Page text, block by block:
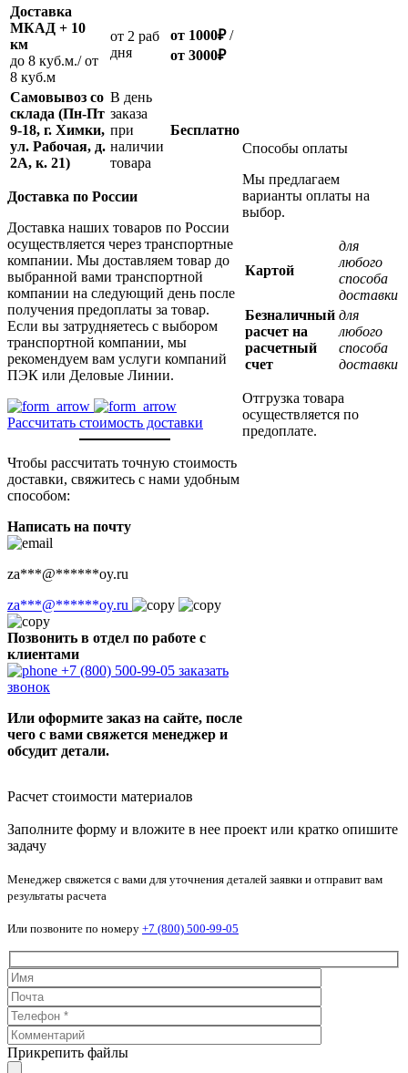
Доставка
МКАД + 10
км
до 8 куб.м./ от
8 куб.м
oт 2 раб
дня
от 1000₽/
от 3000₽
Самовывоз со
склада (Пн-Пт
9-18, г. Химки,
ул. Рабочая, д.
2А, к. 21)
В день
заказа
при
наличии
товара
Бесплатно
Доставка по России
Доставка наших товаров по России
осуществляется через транспортные
компании. Мы доставляем товар до
выбранной вами транспортной
компании на следующий день после
получения предоплаты за товар.
Если вы затрудняетесь с выбором
транспортной компании, мы
рекомендуем вам услуги компаний
ПЭК или Деловые Линии.
Рассчитать стоимость доставки
Чтобы рассчитать точную стоимость
доставки, свяжитесь с нами удобным
способом:
Написать на почту
za***@******oy.ru
za***@******oy.ru
Позвонить в отдел по работе с
клиентами
+7 (800) 500-99-05 заказать
звонок
Или оформите заказ на сайте, после
чего с вами свяжется менеджер и
обсудит детали.
Способы оплаты
Мы предлагаем
варианты оплаты на
выбор.
Картой
для
любого
способа
доставки
Безналичный
расчет на
расчетный
счет
для
любого
способа
доставки
Отгрузка товара
осуществляется по
предоплате.
Расчет стоимости материалов
Заполните форму и вложите в нее проект или кратко опишите
задачу
Менеджер свяжется с вами для уточнения деталей заявки и отправит вам
результаты расчета
Или позвоните по номеру +7 (800) 500-99-05
Прикрепить файлы